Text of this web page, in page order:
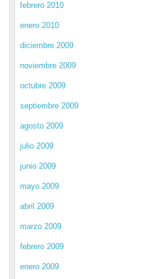
febrero 2010
enero 2010
diciembre 2009
noviembre 2009
octubre 2009
septiembre 2009
agosto 2009
julio 2009
junio 2009
mayo 2009
abril 2009
marzo 2009
febrero 2009
enero 2009